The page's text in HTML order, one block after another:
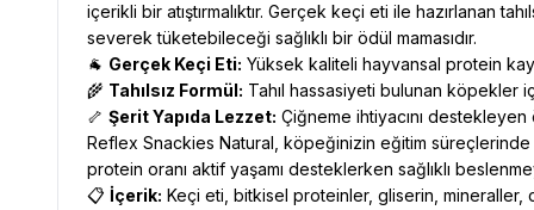
içerikli bir atıştırmalıktır. Gerçek keçi eti ile hazırlanan
severek tüketebileceği sağlıklı bir ödül mamasıdır.
🐐 Gerçek Keçi Eti: Yüksek kaliteli hayvansal protein
🌾 Tahılsız Formül: Tahıl hassasiyeti bulunan köpekler
🦴 Şerit Yapıda Lezzet: Çiğneme ihtiyacını
Reflex Snackies Natural, köpeğinizin eğitim
protein oranı aktif yaşamı desteklerken sağlıklı
📋 İçerik: Keçi eti, bitkisel proteinler, gliserin, mineraller,